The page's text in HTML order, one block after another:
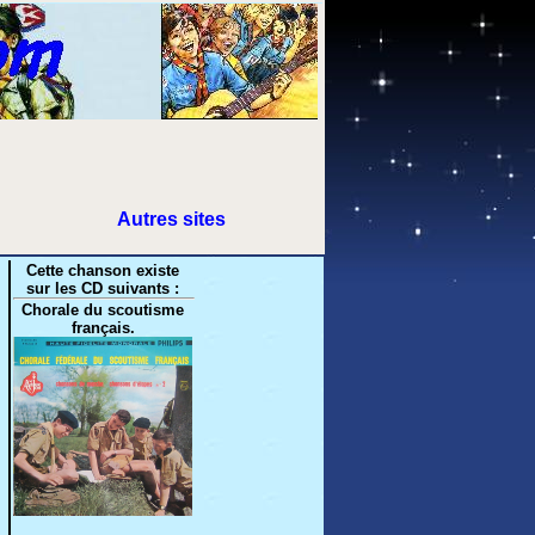
Autres sites
Cette chanson existe
sur les CD suivants :
Chorale du scoutisme
français.